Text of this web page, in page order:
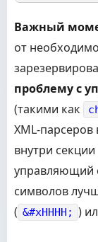
Важный
от
проблему с
(такими как
XML-
внутри секции
управляющий
символов
( &#xHHHH; )